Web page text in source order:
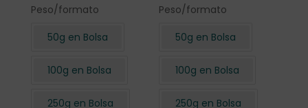
Peso/formato
50g en Bolsa
100g en Bolsa
250g en Bolsa
Peso/formato
50g en Bolsa
100g en Bolsa
250g en Bolsa